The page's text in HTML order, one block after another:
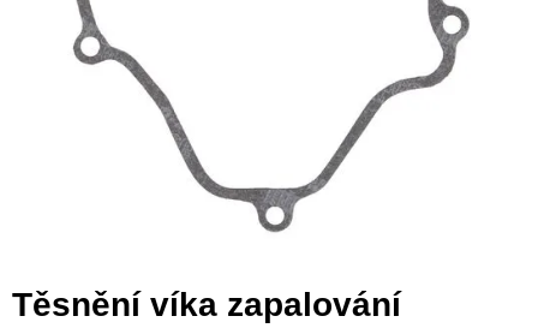
Těsnění víka zapalování